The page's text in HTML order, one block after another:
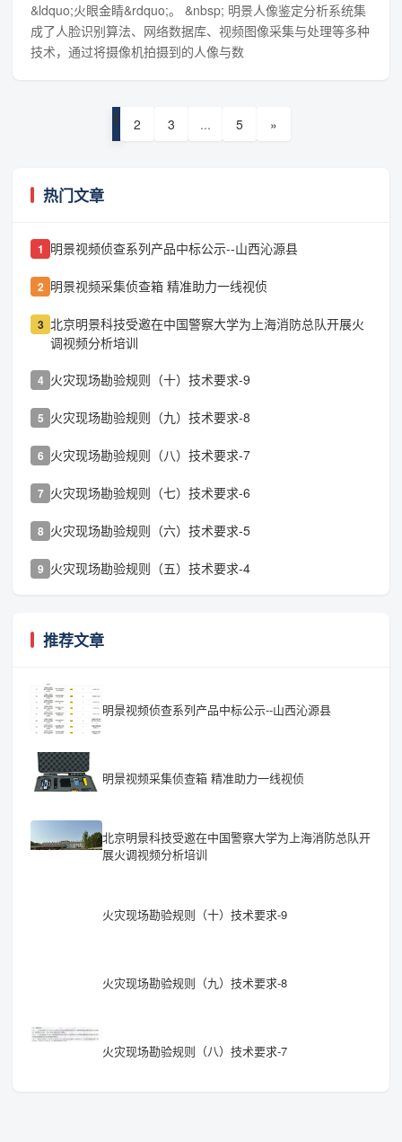
&ldquo;火眼金睛&rdquo;。 &nbsp; 明景人像鉴定分析系统集
成了人脸识别算法、网络数据库、视频图像采集与处理等多种
技术，通过将摄像机拍摄到的人像与数
1 2 3 ... 5 »
热门文章
1 明景视频侦查系列产品中标公示--山西沁源县
2 明景视频采集侦查箱 精准助力一线视侦
3 北京明景科技受邀在中国警察大学为上海消防总队开展火
调视频分析培训
4 火灾现场勘验规则（十）技术要求-9
5 火灾现场勘验规则（九）技术要求-8
6 火灾现场勘验规则（八）技术要求-7
7 火灾现场勘验规则（七）技术要求-6
8 火灾现场勘验规则（六）技术要求-5
9 火灾现场勘验规则（五）技术要求-4
推荐文章
明景视频侦查系列产品中标公示--山西沁源县
明景视频采集侦查箱 精准助力一线视侦
北京明景科技受邀在中国警察大学为上海消防总队开
展火调视频分析培训
火灾现场勘验规则（十）技术要求-9
火灾现场勘验规则（九）技术要求-8
火灾现场勘验规则（八）技术要求-7